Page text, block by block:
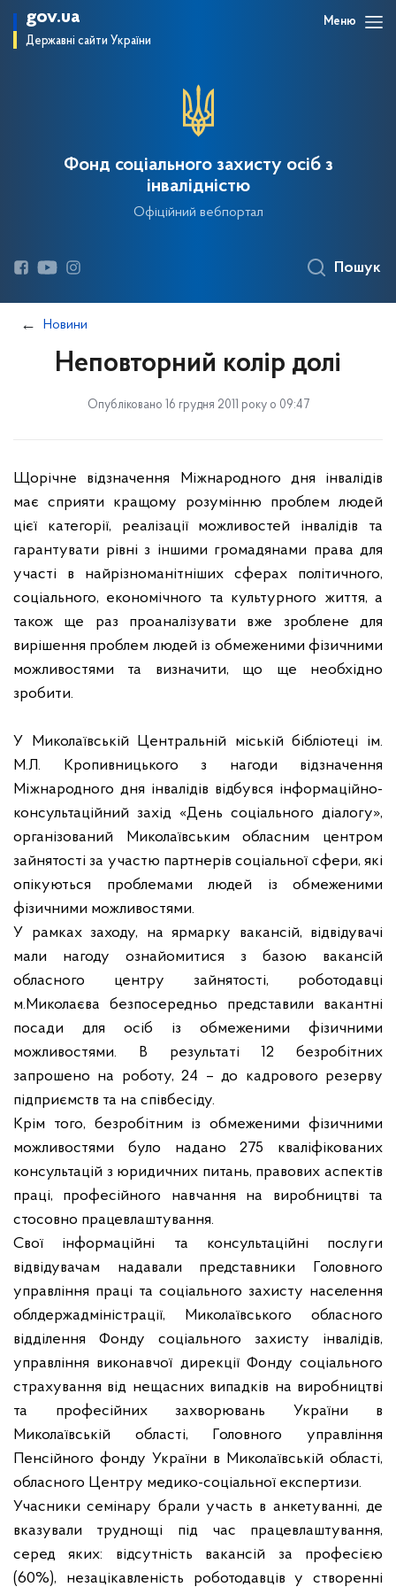
gov.ua
Державні сайти України
Меню
Фонд соціального захисту осіб з
інвалідністю
Офіційний вебпортал
Пошук
Новини
Неповторний колір долі
Опубліковано 16 грудня 2011 року о 09:47
Щорічне відзначення Міжнародного дня інвалідів
має сприяти кращому розумінню проблем людей
цієї категорії, реалізації можливостей інвалідів та
гарантувати рівні з іншими громадянами права для
участі в найрізноманітніших сферах політичного,
соціального, економічного та культурного життя, а
також ще раз проаналізувати вже зроблене для
вирішення проблем людей із обмеженими фізичними
можливостями та визначити, що ще необхідно
зробити.
У Миколаївській Центральній міській бібліотеці ім.
М.Л. Кропивницького з нагоди відзначення
Міжнародного дня інвалідів відбувся інформаційно-
консультаційний захід «День соціального діалогу»,
організований Миколаївським обласним центром
зайнятості за участю партнерів соціальної сфери, які
опікуються проблемами людей із обмеженими
фізичними можливостями.
У рамках заходу, на ярмарку вакансій, відвідувачі
мали нагоду ознайомитися з базою вакансій
обласного центру зайнятості, роботодавці
м.Миколаєва безпосередньо представили вакантні
посади для осіб із обмеженими фізичними
можливостями. В результаті 12 безробітних
запрошено на роботу, 24 – до кадрового резерву
підприємств та на співбесіду.
Крім того, безробітним із обмеженими фізичними
можливостями було надано 275 кваліфікованих
консультацій з юридичних питань, правових аспектів
праці, професійного навчання на виробництві та
стосовно працевлаштування.
Свої інформаційні та консультаційні послуги
відвідувачам надавали представники Головного
управління праці та соціального захисту населення
облдержадміністрації, Миколаївського обласного
відділення Фонду соціального захисту інвалідів,
управління виконавчої дирекції Фонду соціального
страхування від нещасних випадків на виробництві
та професійних захворювань України в
Миколаївській області, Головного управління
Пенсійного фонду України в Миколаївській області,
обласного Центру медико-соціальної експертизи.
Учасники семінару брали участь в анкетуванні, де
вказували труднощі під час працевлаштування,
серед яких: відсутність вакансій за професією
(60%), незацікавленість роботодавців у створенні